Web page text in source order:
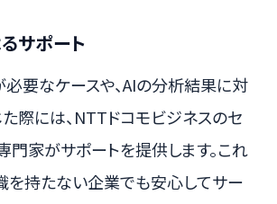
サポート
要なケースや、AIの分析結果に対
際には、NTTドコモビジネスのセ
門家がサポートを提供します。これ
を持たない企業でも安心してサー